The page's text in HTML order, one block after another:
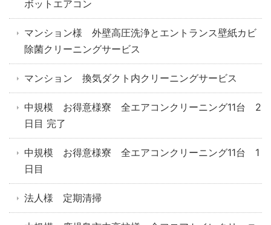
ボットエアコン
マンション様 外壁高圧洗浄とエントランス壁紙カビ
除菌クリーニングサービス
マンション 換気ダクト内クリーニングサービス
中規模 お得意様寮 全エアコンクリーニング11台 2
日目 完了
中規模 お得意様寮 全エアコンクリーニング11台 1
日目
法人様 定期清掃